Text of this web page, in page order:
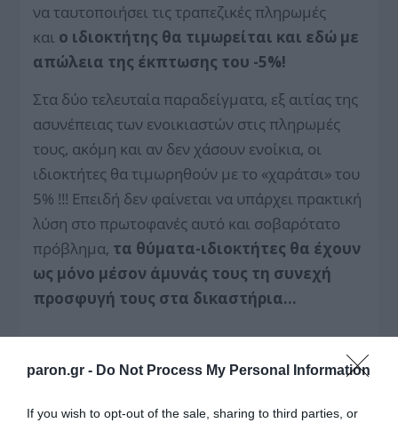
paron.gr - Do Not Process My Personal Information
If you wish to opt-out of the sale, sharing to third parties, or
να ταυτοποιήσει τις τραπεζικές πληρωμές
και ο ιδιοκτήτης θα τιμωρείται και εδώ με
απώλεια της έκπτωσης του -5%!
Στα δύο τελευταία παραδείγματα, εξ αιτίας της
ασυνέπειας των ενοικιαστών στις πληρωμές
τους, ακόμη και αν δεν χάσουν ενοίκια, οι
ιδιοκτήτες θα τιμωρηθούν με το «χαράτσι» του
5% !!! Επειδή δεν φαίνεται να υπάρχει πρακτική
λύση στο πρωτοφανές αυτό και σοβαρότατο
πρόβλημα, τα θύματα-ιδιοκτήτες θα έχουν
ως μόνο μέσον άμυνάς τους τη συνεχή
προσφυγή τους στα δικαστήρια…